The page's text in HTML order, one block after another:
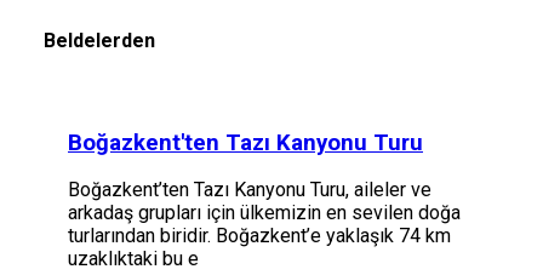
Beldelerden
Boğazkent'ten Tazı Kanyonu Turu
Boğazkent’ten Tazı Kanyonu Turu, aileler ve
arkadaş grupları için ülkemizin en sevilen doğa
turlarından biridir. Boğazkent’e yaklaşık 74 km
uzaklıktaki bu e